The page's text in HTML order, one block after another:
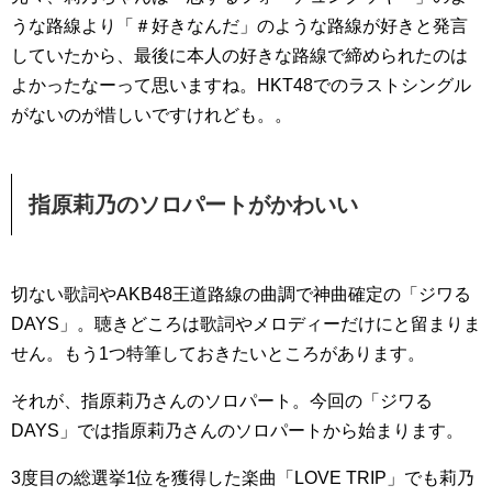
うな路線より「＃好きなんだ」のような路線が好きと発言
していたから、最後に本人の好きな路線で締められたのは
よかったなーって思いますね。HKT48でのラストシングル
がないのが惜しいですけれども。。
指原莉乃のソロパートがかわいい
切ない歌詞やAKB48王道路線の曲調で神曲確定の「ジワる
DAYS」。聴きどころは歌詞やメロディーだけにと留まりま
せん。もう1つ特筆しておきたいところがあります。
それが、指原莉乃さんのソロパート。今回の「ジワる
DAYS」では指原莉乃さんのソロパートから始まります。
3度目の総選挙1位を獲得した楽曲「LOVE TRIP」でも莉乃